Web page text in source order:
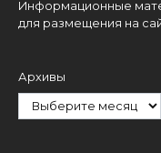
Информационные
для размещения на
Архивы